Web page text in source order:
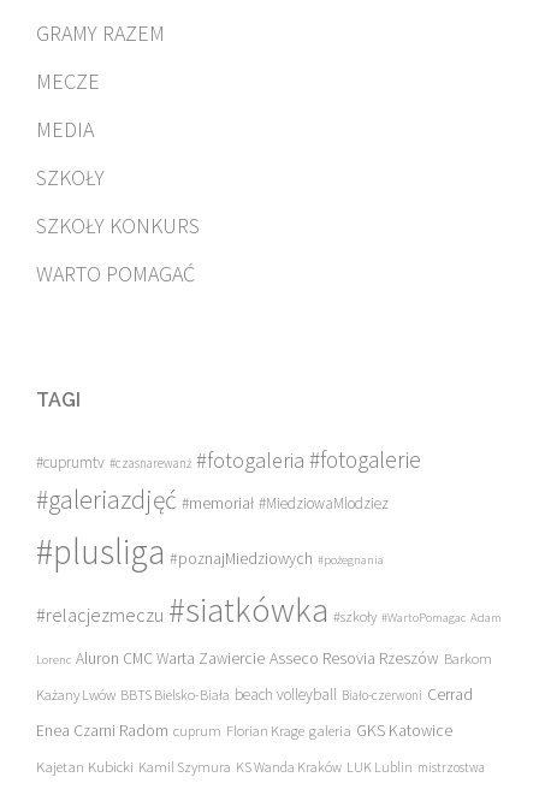
GRAMY RAZEM
MECZE
MEDIA
SZKOŁY
SZKOŁY KONKURS
WARTO POMAGAĆ
TAGI
#cuprumtv #czasnarewanż #fotogaleria #fotogalerie
#galeriazdjęć #memoriał #MiedziowaMlodziez
#plusliga #poznajMiedziowych #pożegnania
#relacjezmeczu #siatkówka #szkoły #WartoPomagac Adam
Lorenc Aluron CMC Warta Zawiercie Asseco Resovia Rzeszów Barkom
Każany Lwów BBTS Bielsko-Biała beach volleyball Biało-czerwoni Cerrad
Enea Czarni Radom cuprum Florian Krage galeria GKS Katowice
Kajetan Kubicki Kamil Szymura KS Wanda Kraków LUK Lublin mistrzostwa